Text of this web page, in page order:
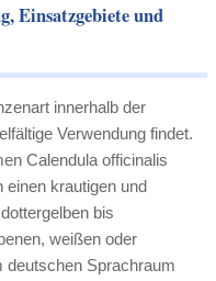
Einsatzgebiete und
innerhalb der
Verwendung findet.
Calendula officinalis
einen krautigen und
bis
weißen oder
deutschen Sprachraum